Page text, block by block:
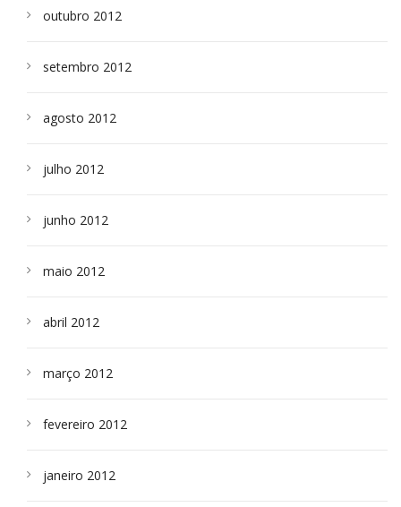
outubro 2012
setembro 2012
agosto 2012
julho 2012
junho 2012
maio 2012
abril 2012
março 2012
fevereiro 2012
janeiro 2012